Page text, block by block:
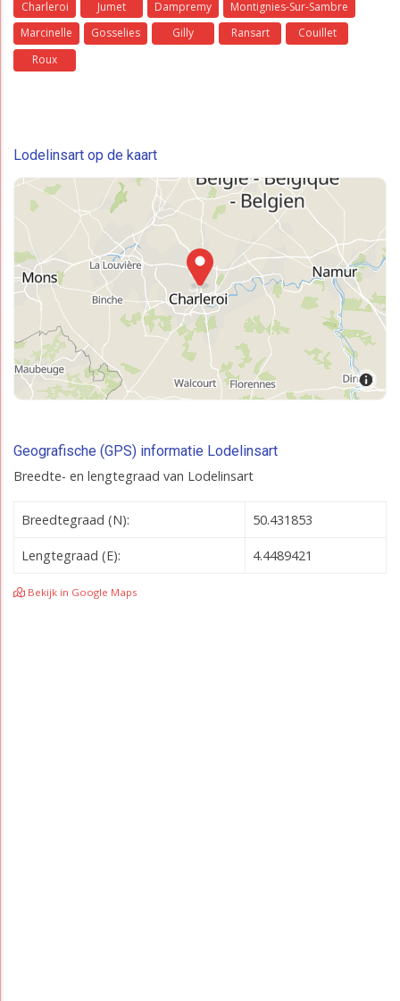
Charleroi Jumet Dampremy
Montignies-Sur-Sambre
Marcinelle
Gosselies Gilly Ransart
Couillet
Roux
Lodelinsart op de kaart
Geografische (GPS) informatie Lodelinsart
Breedte- en lengtegraad van Lodelinsart
Breedtegraad (N): 50.431853
Lengtegraad (E): 4.4489421
Bekijk in Google Maps